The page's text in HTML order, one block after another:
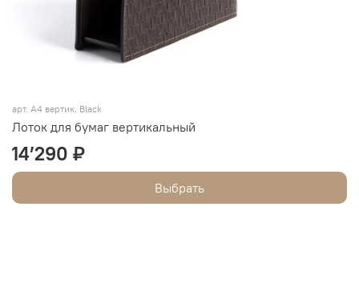
арт. А4 вертик. Black
Лоток для бумаг вертикальный
14’290 ₽
Выбрать